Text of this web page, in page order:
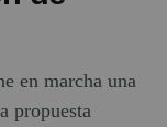
en marcha una
propuesta